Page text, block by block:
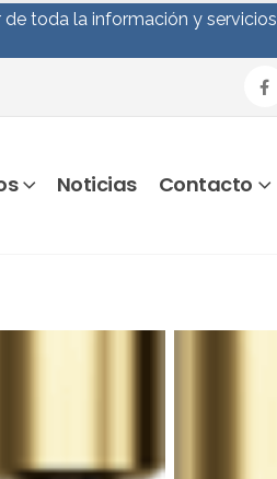
toda la información y servicios
Noticias Contacto